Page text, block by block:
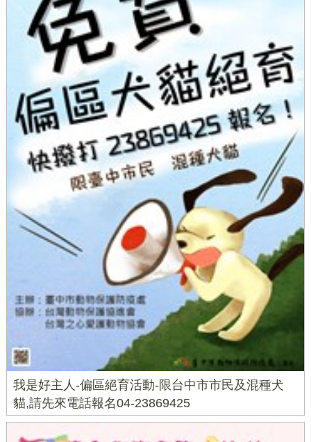
我是好主人-偏區絕育活動-限台中市市民及混種犬
貓,請先來電話報名04-23869425